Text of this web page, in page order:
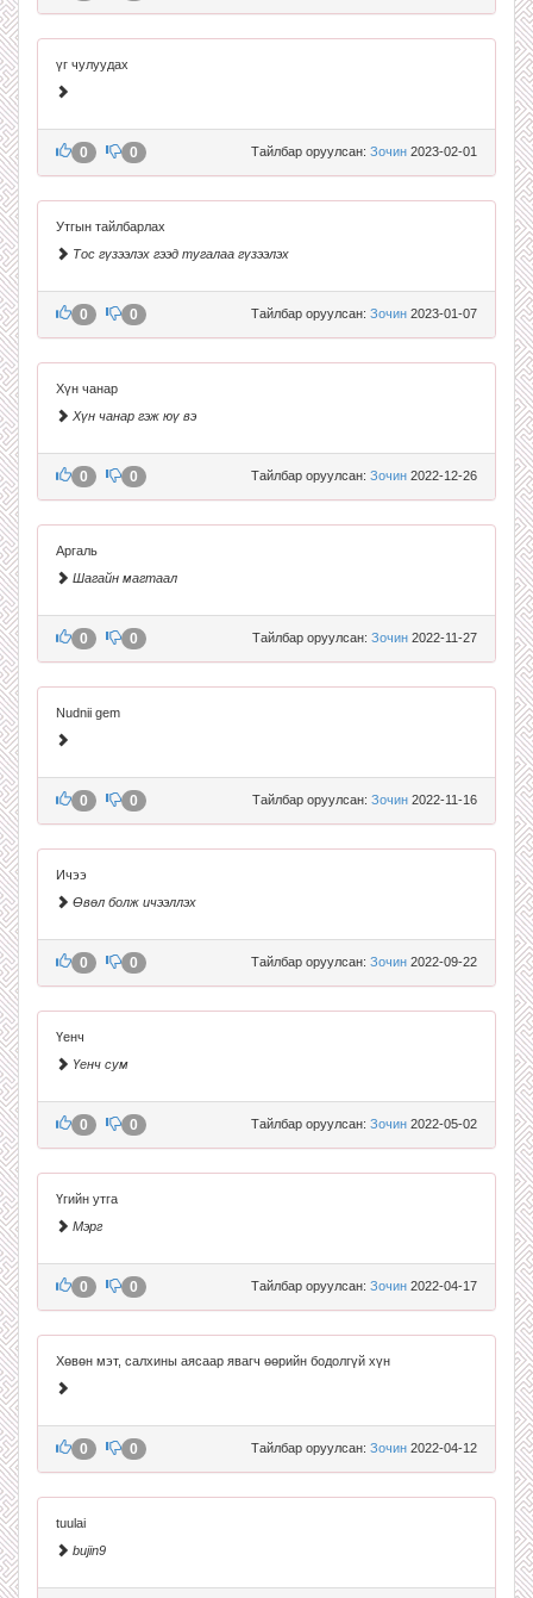
үг чулуудах
Тайлбар оруулсан: Зочин 2023-02-01
0 0
Утгын тайлбарлах
Тос гүзээлэх гээд тугалаа гүзээлэх
Тайлбар оруулсан: Зочин 2023-01-07
0 0
Хүн чанар
Хүн чанар гэж юү вэ
Тайлбар оруулсан: Зочин 2022-12-26
0 0
Аргаль
Шагайн магтаал
Тайлбар оруулсан: Зочин 2022-11-27
0 0
Nudnii gem
Тайлбар оруулсан: Зочин 2022-11-16
0 0
Ичээ
Өвөл болж ичээллэх
Тайлбар оруулсан: Зочин 2022-09-22
0 0
Үенч
Үенч сум
Тайлбар оруулсан: Зочин 2022-05-02
0 0
Үгийн утга
Мэрг
Тайлбар оруулсан: Зочин 2022-04-17
0 0
Хөвөн мэт, салхины аясаар явагч өөрийн бодолгүй хүн
Тайлбар оруулсан: Зочин 2022-04-12
0 0
tuulai
bujin9